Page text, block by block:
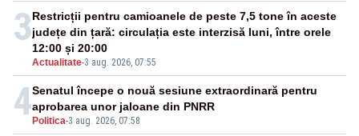
3
Actualitate-3 aug. 2026, 07:55
Restricții pentru camioanele de peste 7,5 tone în aceste
județe din țară: circulația este interzisă luni, între orele
12:00 și 20:00
4 Politica-3 aug. 2026, 07:58
Senatul începe o nouă sesiune extraordinară pentru
aprobarea unor jaloane din PNRR